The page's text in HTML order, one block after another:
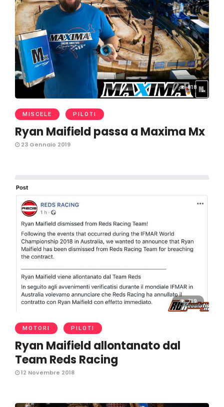
818
MISCELE PILOTI
Ryan Maifield passa a Maxima Mx
23 Gennaio 2019
719
MOTORI PILOTI
Ryan Maifield allontanato dal
Team Reds Racing
12 Novembre 2018